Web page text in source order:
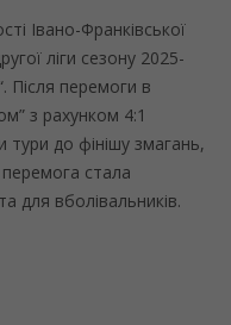
Івано-Франківської
ліги сезону 2025-
Після перемоги в
з рахунком 4:1
тури до фінішу змагань,
стала
для вболівальників.